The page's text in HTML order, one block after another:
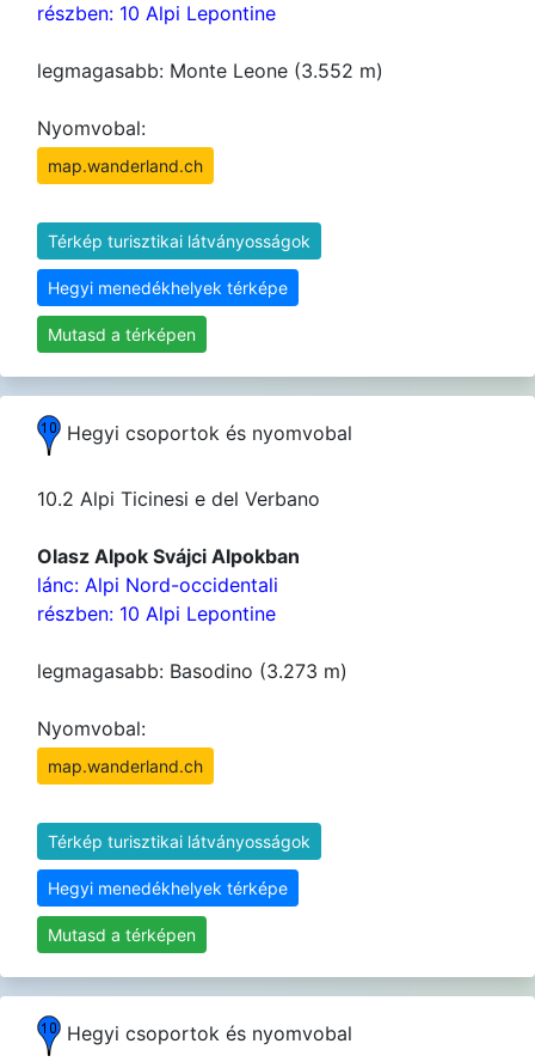
részben: 10 Alpi Lepontine
legmagasabb: Monte Leone (3.552 m)
Nyomvobal:
map.wanderland.ch
Térkép turisztikai látványosságok
Hegyi menedékhelyek térképe
Mutasd a térképen
Hegyi csoportok és nyomvobal
10.2 Alpi Ticinesi e del Verbano
Olasz Alpok Svájci Alpokban
lánc: Alpi Nord-occidentali
részben: 10 Alpi Lepontine
legmagasabb: Basodino (3.273 m)
Nyomvobal:
map.wanderland.ch
Térkép turisztikai látványosságok
Hegyi menedékhelyek térképe
Mutasd a térképen
Hegyi csoportok és nyomvobal